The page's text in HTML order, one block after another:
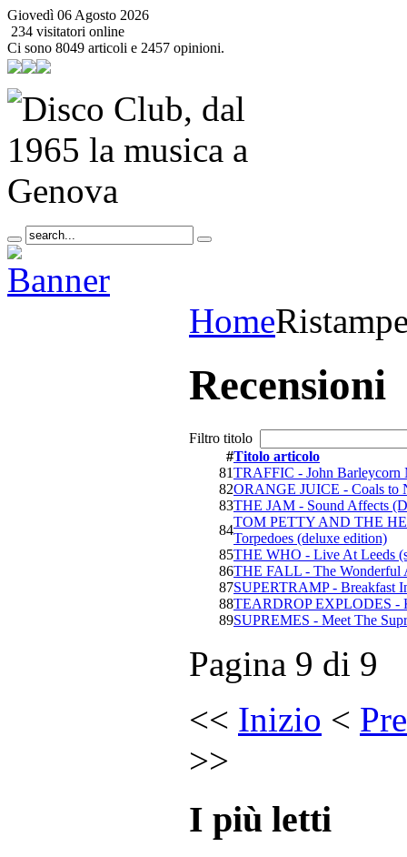
Giovedì 06 Agosto 2026
234 visitatori online
Ci sono 8049 articoli e 2457 opinioni.
Home
Recensioni
Filtro titolo
#Titolo articolo
81TRAFFIC - John Barleycorn
82ORANGE JUICE - Coals to
83THE JAM - Sound Affects
84
TOM PETTY AND THE
Torpedoes (deluxe edition)
85THE WHO - Live At Leeds
86THE FALL - The Wonderful
87SUPERTRAMP - Breakfast
88TEARDROP EXPLODES -
89SUPREMES - Meet The
Pagina 9 di 9
<< Inizio <
>>
I più letti